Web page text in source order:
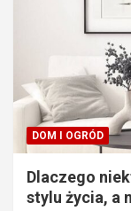
DOM I OGRÓD
Dlaczego
stylu życia, a